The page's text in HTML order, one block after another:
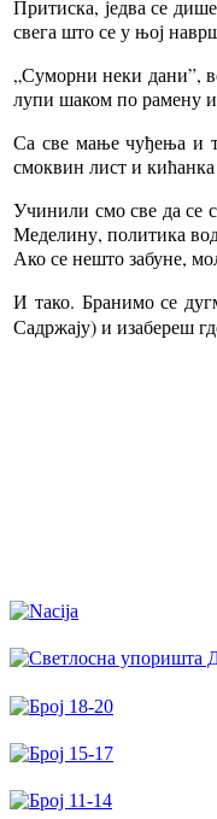
Притиска, једва се
свега што се у њој
„Суморни неки дани”,
лупи шаком по рамену и
Са све мање чуђења и
смоквин лист и
Учинили смо све да се
Меделину, политика
Ако се нешто забуне,
И тако. Бранимо се
Садржају) и изабереш